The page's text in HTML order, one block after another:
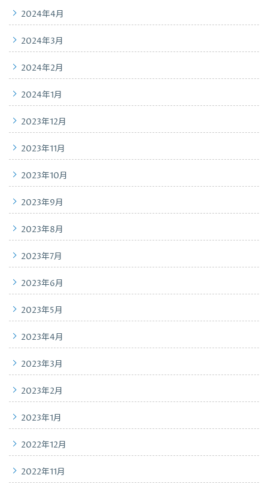
2024年4月
2024年3月
2024年2月
2024年1月
2023年12月
2023年11月
2023年10月
2023年9月
2023年8月
2023年7月
2023年6月
2023年5月
2023年4月
2023年3月
2023年2月
2023年1月
2022年12月
2022年11月